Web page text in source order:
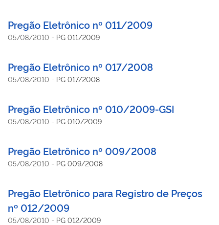
Pregão Eletrônico nº 011/2009
05/08/2010 - PG 011/2009
Pregão Eletrônico nº 017/2008
05/08/2010 - PG 017/2008
Pregão Eletrônico nº 010/2009-GSI
05/08/2010 - PG 010/2009
Pregão Eletrônico nº 009/2008
05/08/2010 - PG 009/2008
Pregão Eletrônico para Registro de Preços
nº 012/2009
05/08/2010 - PG 012/2009